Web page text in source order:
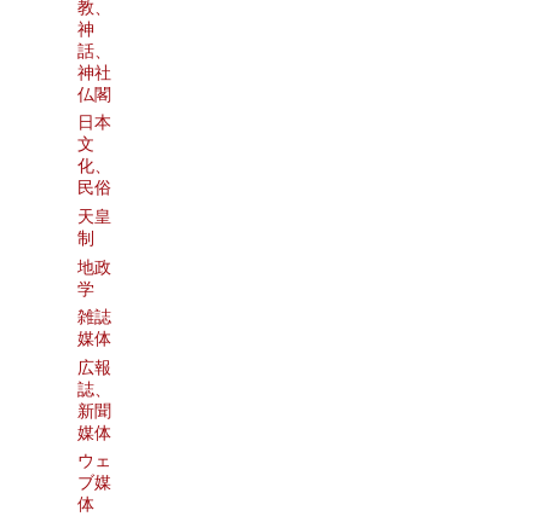
教、
神
話、
神社
仏閣
日本
文
化、
民俗
天皇
制
地政
学
雑誌
媒体
広報
誌、
新聞
媒体
ウェ
ブ媒
体